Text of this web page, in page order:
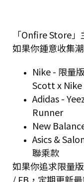
「Onfire Store
如果你鍾意收集
Nike - 限量
Scott x Nike
Adidas -
Runner
New
Asics &
聯乘款
如果你追求限量
/ FB，定期更新